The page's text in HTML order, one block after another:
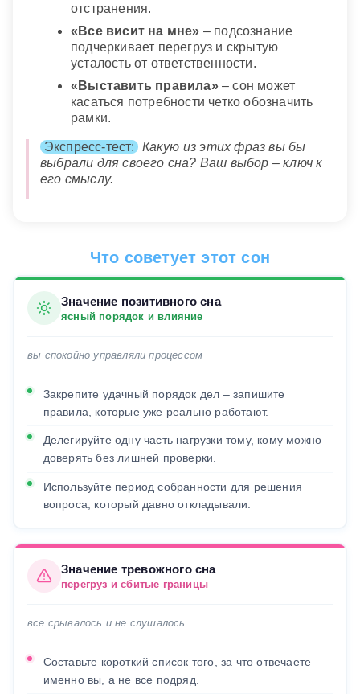
отстранения.
«Все висит на мне» – подсознание
подчеркивает перегруз и скрытую
усталость от ответственности.
«Выставить правила»– сон может
касаться потребности четко обозначить
рамки.
Экспресс-тест:
Какую из этих фраз вы бы
выбрали для своего сна? Ваш выбор – ключ к
его смыслу.
Что советует этот сон
Значение позитивного сна
ясный порядок и влияние
вы спокойно управляли процессом
Закрепите удачный порядок дел – запишите
правила, которые уже реально работают.
Делегируйте одну часть нагрузки тому, кому можно
доверять без лишней проверки.
Используйте период собранности для решения
вопроса, который давно откладывали.
Значение тревожного сна
перегруз и сбитые границы
все срывалось и не слушалось
Составьте короткий список того, за что отвечаете
именно вы, а не все подряд.